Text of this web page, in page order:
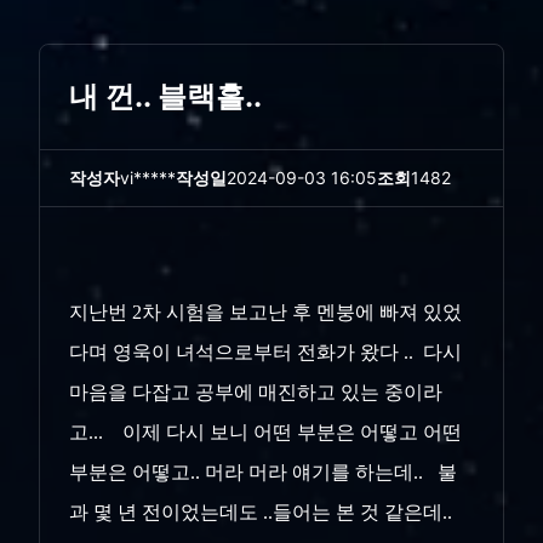
내 껀.. 블랙홀..
작성자vi*****작성일2024-09-03 16:05조회1482
지난번 2차 시험을 보고난 후 멘붕에 빠져 있었
다며 영욱이 녀석으로부터 전화가 왔다 .. 다시
마음을 다잡고 공부에 매진하고 있는 중이라
고... 이제 다시 보니 어떤 부분은 어떻고 어떤
부분은 어떻고.. 머라 머라 얘기를 하는데.. 불
과 몇 년 전이었는데도 ..들어는 본 것 같은데..